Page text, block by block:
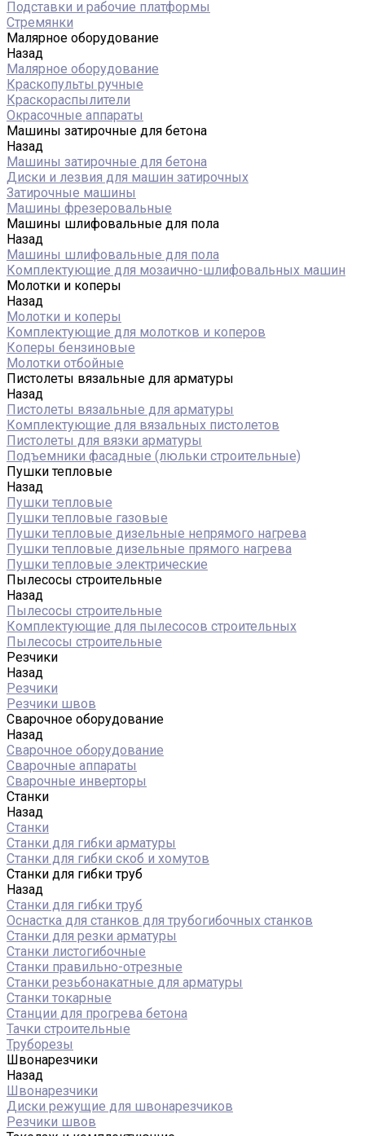
Подставки и рабочие платформы
Стремянки
Малярное оборудование
Назад
Малярное оборудование
Краскопульты ручные
Краскораспылители
Окрасочные аппараты
Машины затирочные для бетона
Назад
Машины затирочные для бетона
Диски и лезвия для машин затирочных
Затирочные машины
Машины фрезеровальные
Машины шлифовальные для пола
Назад
Машины шлифовальные для пола
Комплектующие для мозаично-шлифовальных машин
Молотки и коперы
Назад
Молотки и коперы
Комплектующие для молотков и коперов
Коперы бензиновые
Молотки отбойные
Пистолеты вязальные для арматуры
Назад
Пистолеты вязальные для арматуры
Комплектующие для вязальных пистолетов
Пистолеты для вязки арматуры
Подъемники фасадные (люльки строительные)
Пушки тепловые
Назад
Пушки тепловые
Пушки тепловые газовые
Пушки тепловые дизельные непрямого нагрева
Пушки тепловые дизельные прямого нагрева
Пушки тепловые электрические
Пылесосы строительные
Назад
Пылесосы строительные
Комплектующие для пылесосов строительных
Пылесосы строительные
Резчики
Назад
Резчики
Резчики швов
Сварочное оборудование
Назад
Сварочное оборудование
Сварочные аппараты
Сварочные инверторы
Станки
Назад
Станки
Станки для гибки арматуры
Станки для гибки скоб и хомутов
Станки для гибки труб
Назад
Станки для гибки труб
Оснастка для станков для трубогибочных станков
Станки для резки арматуры
Станки листогибочные
Станки правильно-отрезные
Станки резьбонакатные для арматуры
Станки токарные
Станции для прогрева бетона
Тачки строительные
Труборезы
Швонарезчики
Назад
Швонарезчики
Диски режущие для швонарезчиков
Резчики швов